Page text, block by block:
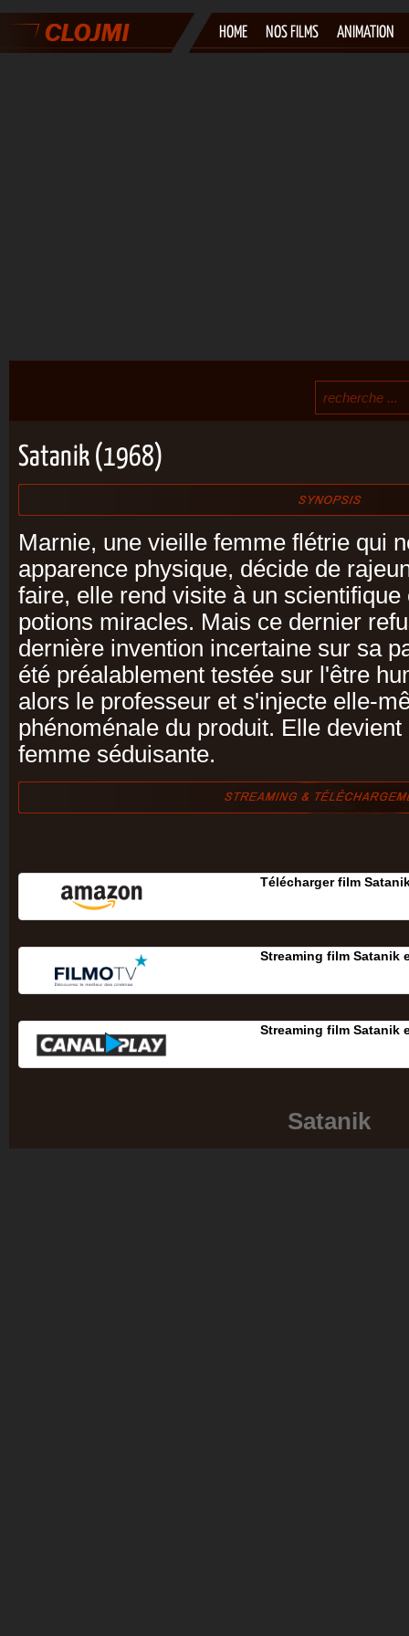
HOME NOS FILMS ANIMATION
Satanik (1968)
Marnie, une vieille femme flétrie qui
apparence physique, décide de
faire, elle rend visite à un
potions miracles. Mais ce dernier
dernière invention incertaine sur sa
été préalablement testée sur l'être
alors le professeur et s'injecte elle-
phénoménale du produit. Elle
femme séduisante.
Télécharger film
Streaming film Satanik
Streaming film Satanik
Satanik